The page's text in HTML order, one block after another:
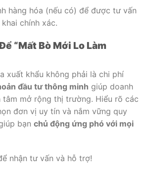
hàng hóa (nếu có) để được tư vấn
chính xác.
“Mất Bò Mới Lo Làm
xuất khẩu không phải là chi phí
đầu tư thông minh giúp doanh
tâm mở rộng thị trường. Hiểu rõ các
đơn vị uy tín và nắm vững quy
bạn chủ động ứng phó với mọi
nhận tư vấn và hỗ trợ!